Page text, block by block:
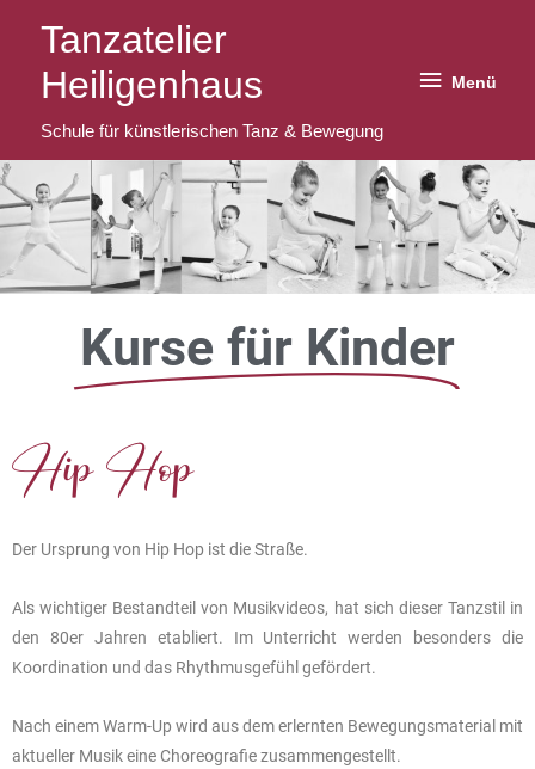
springen
Tanzatelier
Heiligenhaus
Schule für künstlerischen Tanz & Bewegung
Menü
Kurse für Kinder
Hip Hop
Der Ursprung von Hip Hop ist die Straße.
Als wichtiger Bestandteil von Musikvideos, hat sich dieser Tanzstil in
den 80er Jahren etabliert. Im Unterricht werden besonders die
Koordination und das Rhythmusgefühl gefördert.
Nach einem Warm-Up wird aus dem erlernten Bewegungsmaterial mit
aktueller Musik eine Choreografie zusammengestellt.